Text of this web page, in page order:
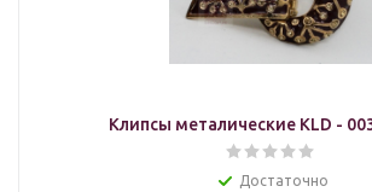
Клипсы металические KLD -
Достаточно